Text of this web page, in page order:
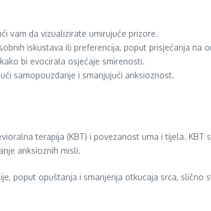
vam da vizualizirate umirujuće prizore.
iskustava ili preferencija, poput prisjećanja na
bi evocirala osjećaje smirenosti.
samopouzdanje i smanjujući anksioznost.
terapija (KBT) i povezanost uma i tijela. KBT
anksioznih misli.
poput opuštanja i smanjenja otkucaja srca, slično